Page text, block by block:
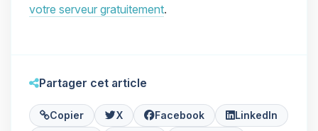
votre serveur gratuitement.
Partager cet article
Copier X Facebook
LinkedIn